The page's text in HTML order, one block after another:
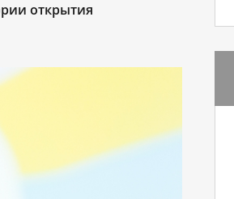
открытия